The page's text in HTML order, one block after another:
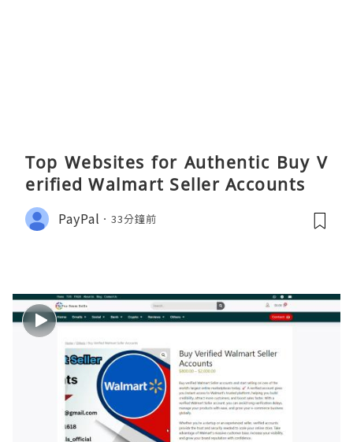
Top Websites for Authentic Buy V
erified Walmart Seller Accounts
PayPal 33分鐘前